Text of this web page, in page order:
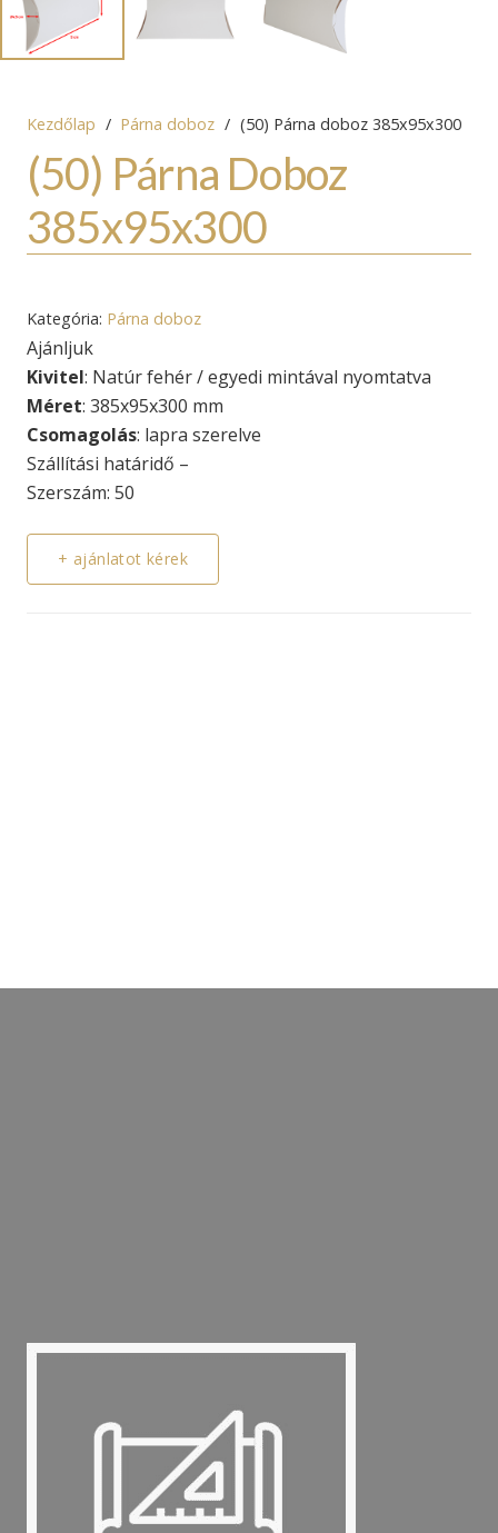
Kezdőlap / Párna doboz / (50) Párna doboz 385x95x300
(50) Párna Doboz
385x95x300
Kategória: Párna doboz
Ajánljuk
Kivitel: Natúr fehér / egyedi mintával nyomtatva
Méret: 385x95x300 mm
Csomagolás: lapra szerelve
Szállítási határidő –
Szerszám: 50
+ ajánlatot kérek